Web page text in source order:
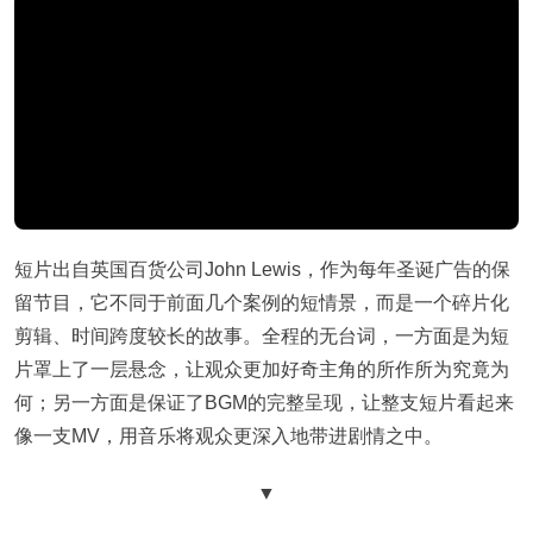
短片出自英国百货公司John Lewis，作为每年圣诞广告的保
留节目，它不同于前面几个案例的短情景，而是一个碎片化
剪辑、时间跨度较长的故事。全程的无台词，一方面是为短
片罩上了一层悬念，让观众更加好奇主角的所作所为究竟为
何；另一方面是保证了BGM的完整呈现，让整支短片看起来
像一支MV，用音乐将观众更深入地带进剧情之中。
▼